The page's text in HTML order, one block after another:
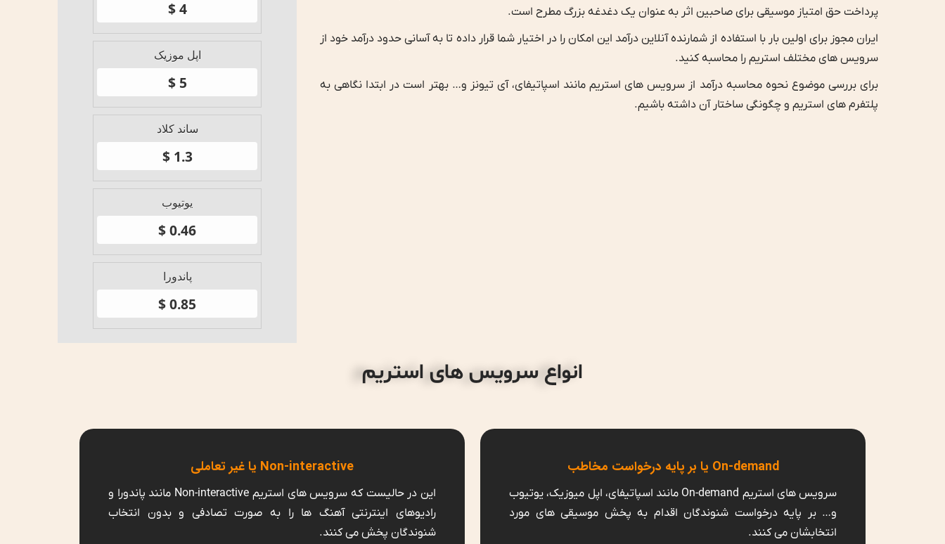
پرداخت حق امتیاز موسیقی برای صاحبین اثر به عنوان یک دغدغه بزرگ مطرح است.
ایران مجوز برای اولین بار با استفاده از شمارنده آنلاین درآمد این امکان را در اختیار شما قرار داده تا به آسانی حدود درآمد خود از
سرویس های مختلف استریم را محاسبه کنید.
برای بررسی موضوع نحوه محاسبه درآمد از سرویس های استریم مانند اسپاتیفای، آی تیونز و… بهتر است در ابتدا نگاهی به
پلتفرم های استریم و چگونگی ساختار آن داشته باشیم.
اپل موزیک
ساند کلاد
یوتیوب
پاندورا
انواع سرویس های استریم
On-demand یا بر پایه درخواست مخاطب
سرویس های استریم On-demand مانند اسپاتیفای، اپل میوزیک، یوتیوب
و… بر پایه درخواست شنوندگان اقدام به پخش موسیقی های مورد
انتخابشان می کنند.
Non-interactive یا غیر تعاملی
این در حالیست که سرویس های استریم Non-interactive مانند پاندورا و
رادیوهای اینترنتی آهنگ ها را به صورت تصادفی و بدون انتخاب
شنوندگان پخش می کنند.